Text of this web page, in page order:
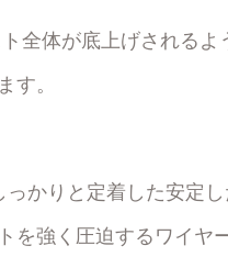
全体が底上げされる
す。
かりと定着した安定
を強く圧迫するワイヤ